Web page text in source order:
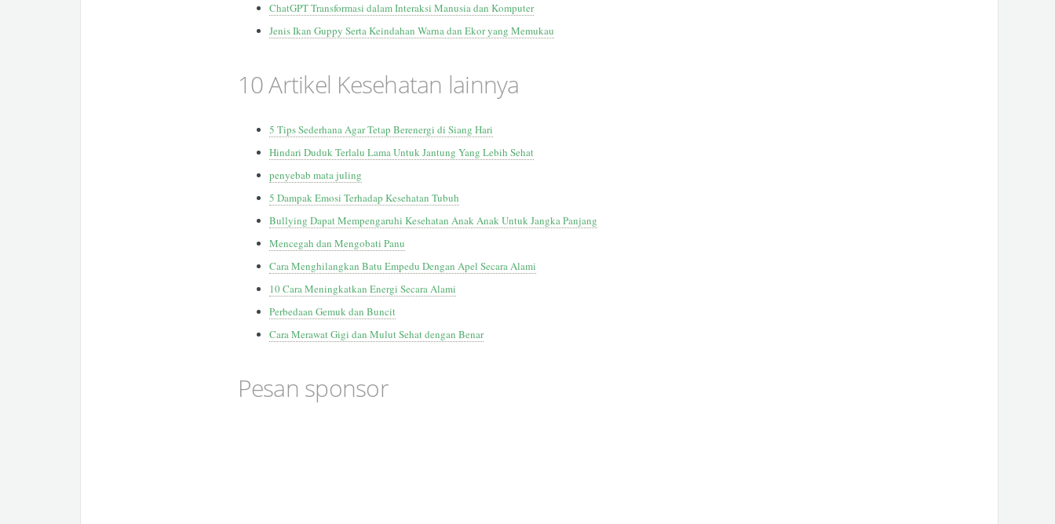
ChatGPT Transformasi dalam Interaksi Manusia dan Komputer
Jenis Ikan Guppy Serta Keindahan Warna dan Ekor yang Memukau
10 Artikel Kesehatan lainnya
5 Tips Sederhana Agar Tetap Berenergi di Siang Hari
Hindari Duduk Terlalu Lama Untuk Jantung Yang Lebih Sehat
penyebab mata juling
5 Dampak Emosi Terhadap Kesehatan Tubuh
Bullying Dapat Mempengaruhi Kesehatan Anak Anak Untuk Jangka Panjang
Mencegah dan Mengobati Panu
Cara Menghilangkan Batu Empedu Dengan Apel Secara Alami
10 Cara Meningkatkan Energi Secara Alami
Perbedaan Gemuk dan Buncit
Cara Merawat Gigi dan Mulut Sehat dengan Benar
Pesan sponsor